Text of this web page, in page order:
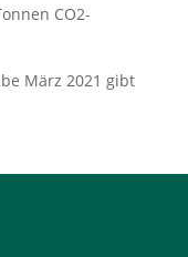
CO2-
März 2021 gibt